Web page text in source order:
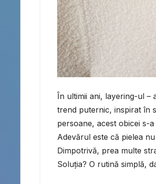
În ultimii ani, layering-ul –
trend puternic, inspirat în
persoane, acest obicei s-
Adevărul este că pielea
Dimpotrivă, prea multe
Soluția? O rutină simplă,